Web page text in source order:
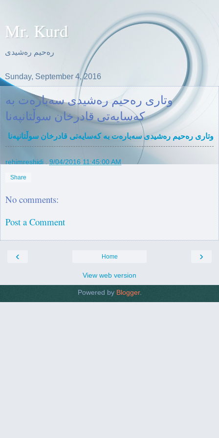
Mr. Kurd
ره‌حیم ره‌شیدی
Sunday, September 4, 2016
وتاری ره‌حیم ره‌شیدی سه‌باره‌ت بە
کەسایەتی قادرخان سوڵتانپه‌نا
وتاری ره‌حیم ره‌شیدی سه‌باره‌ت بە کەسایەتی قادرخان سوڵتانپه‌نا
rehimreshidi 9/04/2016 11:45:00 AM
Share
No comments:
Post a Comment
‹ ›
Home
View web version
Powered by Blogger.